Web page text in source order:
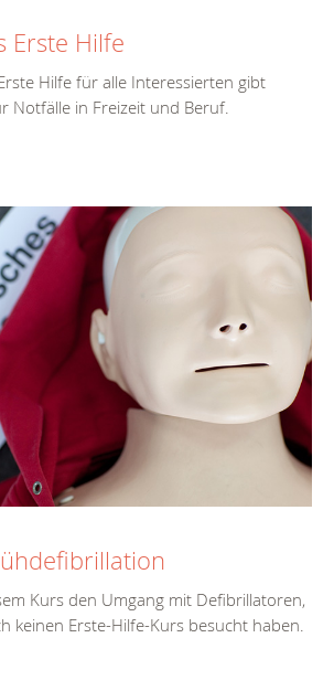
Erste Hilfe
Hilfe für alle Interessierten gibt
Notfälle in Freizeit und Beruf.
Kurs den Umgang mit Defibrillatoren,
keinen Erste-Hilfe-Kurs besucht haben.